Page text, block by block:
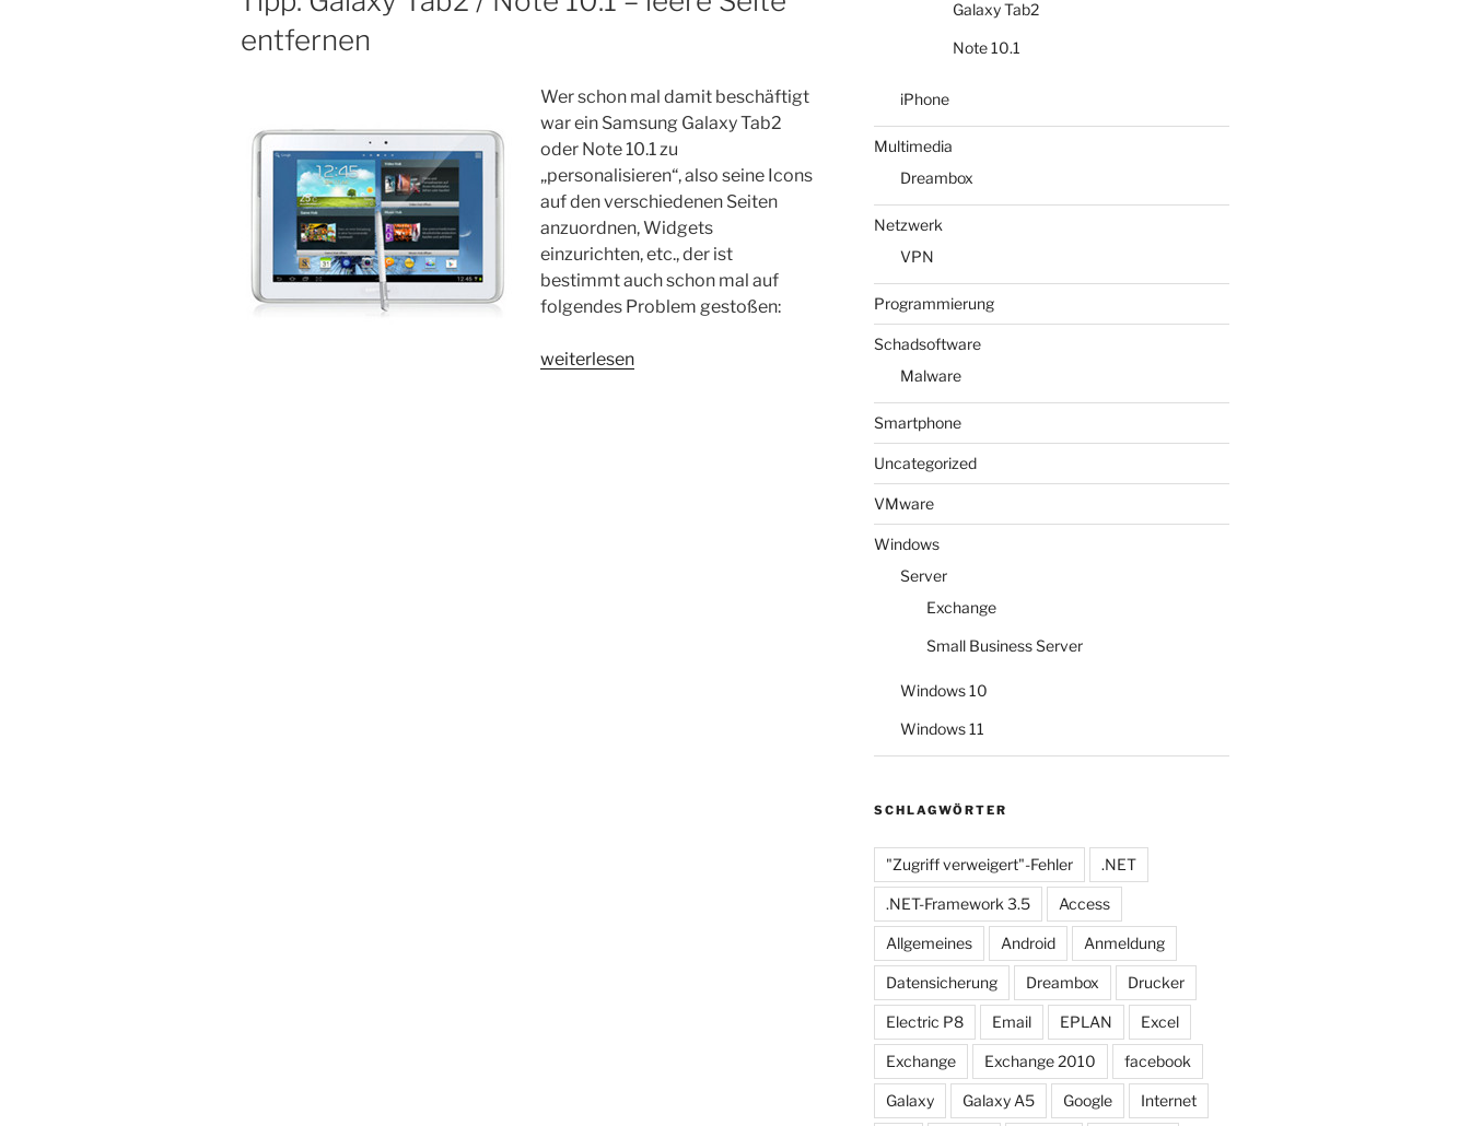
4.2.2“
entfernen
Wer schon mal damit beschäftigt
war ein Samsung Galaxy Tab2
oder Note 10.1 zu
„personalisieren“, also seine Icons
auf den verschiedenen Seiten
anzuordnen, Widgets
einzurichten, etc., der ist
bestimmt auch schon mal auf
folgendes Problem gestoßen:
„Tipp:
weiterlesen
Galaxy Tab2
Note 10.1
iPhone
Multimedia
Dreambox
Netzwerk
VPN
Programmierung
Schadsoftware
Malware
Smartphone
Uncategorized
VMware
Windows
Server
Exchange
Small Business Server
Windows 10
Windows 11
SCHLAGWÖRTER
"Zugriff verweigert"-Fehler .NET
.NET-Framework 3.5 Access
Allgemeines Android Anmeldung
Datensicherung Dreambox Drucker
Electric P8 Email EPLAN Excel
Exchange Exchange 2010 facebook
Galaxy Galaxy A5 Google Internet